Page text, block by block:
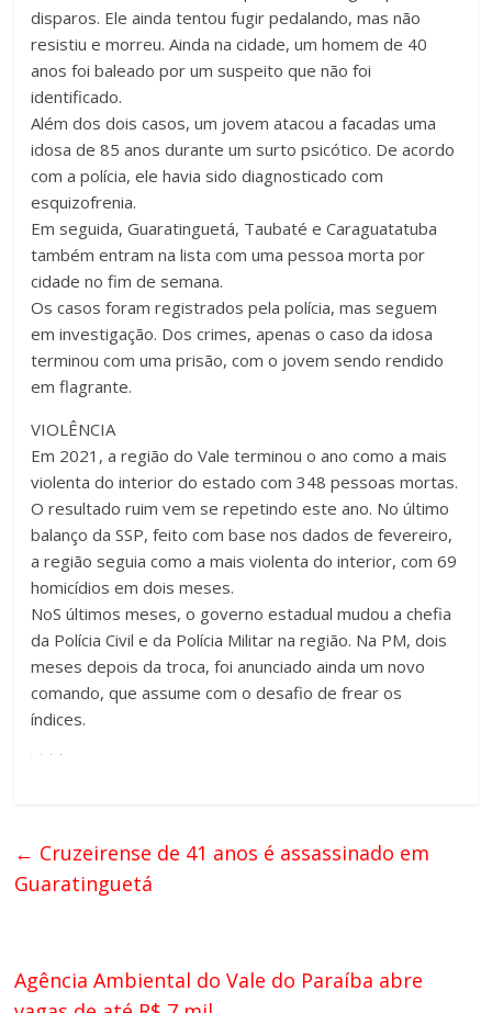
disparos. Ele ainda tentou fugir pedalando, mas não
resistiu e morreu. Ainda na cidade, um homem de 40
anos foi baleado por um suspeito que não foi
identificado.
Além dos dois casos, um jovem atacou a facadas uma
idosa de 85 anos durante um surto psicótico. De acordo
com a polícia, ele havia sido diagnosticado com
esquizofrenia.
Em seguida, Guaratinguetá, Taubaté e Caraguatatuba
também entram na lista com uma pessoa morta por
cidade no fim de semana.
Os casos foram registrados pela polícia, mas seguem
em investigação. Dos crimes, apenas o caso da idosa
terminou com uma prisão, com o jovem sendo rendido
em flagrante.
VIOLÊNCIA
Em 2021, a região do Vale terminou o ano como a mais
violenta do interior do estado com 348 pessoas mortas.
O resultado ruim vem se repetindo este ano. No último
balanço da SSP, feito com base nos dados de fevereiro,
a região seguia como a mais violenta do interior, com 69
homicídios em dois meses.
NoS últimos meses, o governo estadual mudou a chefia
da Polícia Civil e da Polícia Militar na região. Na PM, dois
meses depois da troca, foi anunciado ainda um novo
comando, que assume com o desafio de frear os
índices.
← Cruzeirense de 41 anos é assassinado em
Guaratinguetá
Agência Ambiental do Vale do Paraíba abre